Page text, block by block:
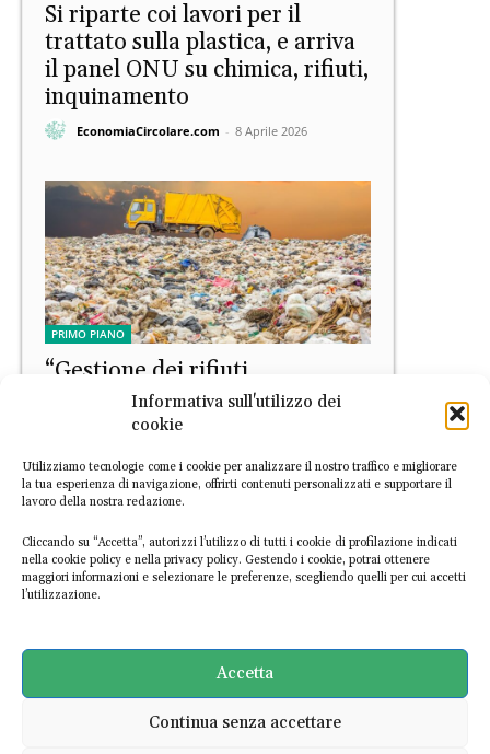
Informativa sull'utilizzo dei
cookie
Utilizziamo tecnologie come i cookie per analizzare il nostro traffico e migliorare
la tua esperienza di navigazione, offrirti contenuti personalizzati e supportare il
lavoro della nostra redazione.
Cliccando su “Accetta”, autorizzi l’utilizzo di tutti i cookie di profilazione indicati
nella cookie policy e nella privacy policy. Gestendo i cookie, potrai ottenere
maggiori informazioni e selezionare le preferenze, scegliendo quelli per cui accetti
l’utilizzazione.
Accetta
Continua senza accettare
Si riparte coi lavori per il
trattato sulla plastica, e arriva
il panel ONU su chimica, rifiuti,
inquinamento
EconomiaCircolare.com - 8 Aprile 2026
PRIMO PIANO
“Gestione dei rifiuti,
dall’efficienza alla resilienza”
EconomiaCircolare.com
Rifiuti, quando la discarica
alimenta l’inceneritore
EconomiaCircolare.com - 24 Marzo 2026